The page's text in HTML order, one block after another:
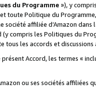
du Programme »), y
toute Politique du
société affiliée d’Amazon
compris les Politiques du
tous les accords et discussions
Accord, les termes «
ou ses sociétés affiliées